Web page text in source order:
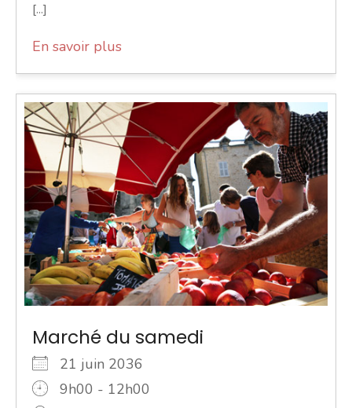
[...]
En savoir plus
Marché du samedi
21 juin 2036
9h00 - 12h00